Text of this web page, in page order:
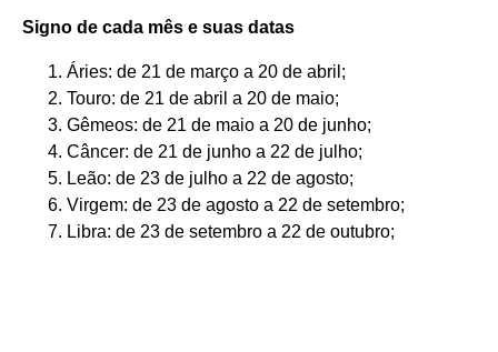
Signo de cada mês e suas datas
Áries: de 21 de março a 20 de abril;
Touro: de 21 de abril a 20 de maio;
Gêmeos: de 21 de maio a 20 de junho;
Câncer: de 21 de junho a 22 de julho;
Leão: de 23 de julho a 22 de agosto;
Virgem: de 23 de agosto a 22 de setembro;
Libra: de 23 de setembro a 22 de outubro;